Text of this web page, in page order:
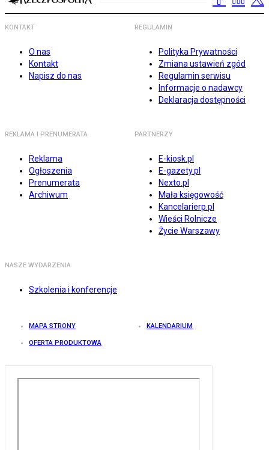
KONTAKT
O nas
Kontakt
Napisz do nas
REGULAMIN
Polityka Prywatności
Zmiana ustawień zgód
Regulamin serwisu
Informacje o nadawcy
Deklaracja dostępności
REKLAMA I PRENUMERATA
Reklama
Ogłoszenia
Prenumerata
Archiwum
PARTNERZY
E-kiosk.pl
E-gazety.pl
Nexto.pl
Mała księgowość
Kancelarierp.pl
Wieści Rolnicze
Życie Warszawy
NASZE WYDARZENIA
Szkolenia i konferencje
MAPA STRONY KALENDARIUM
OFERTA PRODUKTOWA